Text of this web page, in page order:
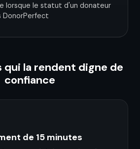
lorsque le statut d'un donateur
DonorPerfect
qui la rendent digne de
confiance
de 15 minutes